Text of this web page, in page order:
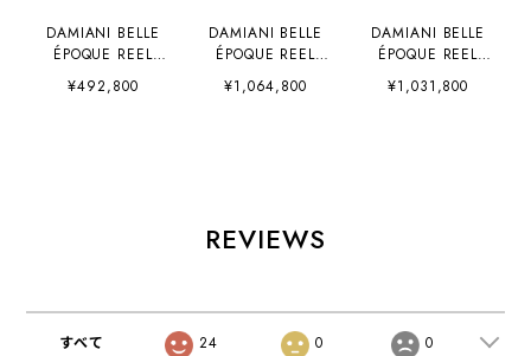
DAMIANI BELLE
ÉPOQUE REEL
（20093142）
8.3mm
¥492,800
DAMIANI BELLE
ÉPOQUE REEL
（20093138）
8.3mm
¥1,064,800
DAMIANI BELLE
ÉPOQUE REEL
（20093139）
8.3mm
¥1,031,800
REVIEWS
すべて 24 0 0